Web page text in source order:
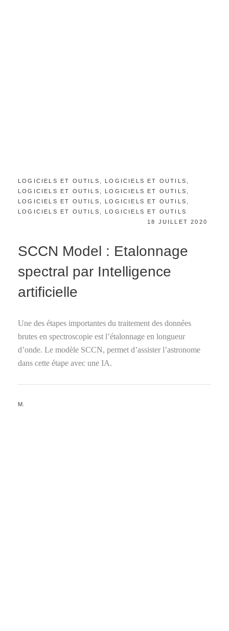
CATEGORIES:
LOGICIELS ET OUTILS LOGICIELS ET OUTILS
LOGICIELS ET OUTILS
LOGICIELS ET OUTILS
LOGICIELS ET OUTILS
LOGICIELS ET OUTILS
LOGICIELS ET OUTILS
LOGICIELS ET OUTILS
POSTED
18 JUILLET 2020
SCCN Model : Etalonnage
spectral par Intelligence
artificielle
Une des étapes importantes du traitement des données
brutes en spectroscopie est l’étalonnage en longueur
d’onde. Le modèle SCCN, permet d’assister l’astronome
dans cette étape avec une IA.
BY
M.